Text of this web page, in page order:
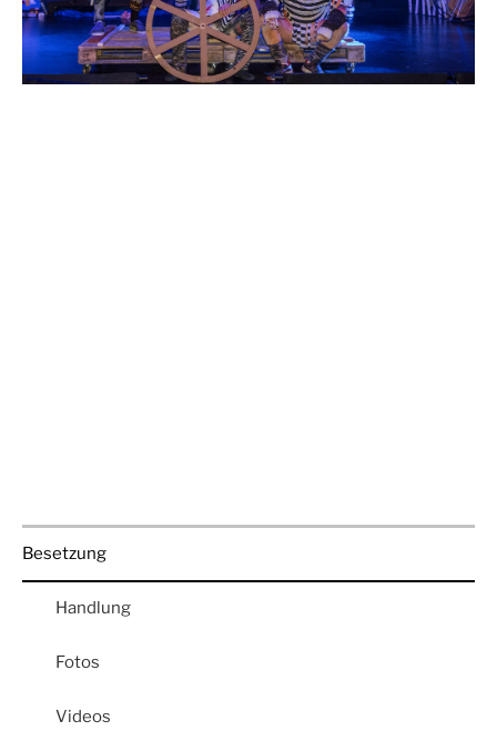
Besetzung
Handlung
Fotos
Videos